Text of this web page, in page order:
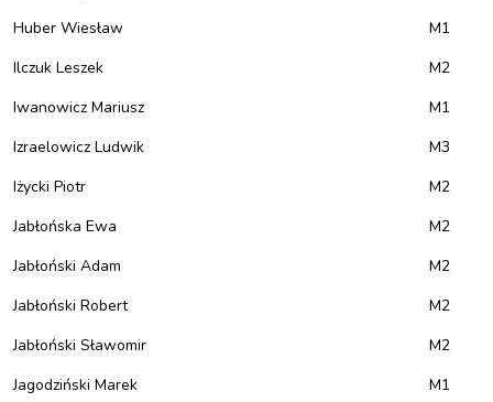
Huber Wiesław
M1
Ilczuk Leszek
M2
Iwanowicz Mariusz
M1
Izraelowicz Ludwik
M3
Iżycki Piotr
M2
Jabłońska Ewa
M2
Jabłoński Adam
M2
Jabłoński Robert
M2
Jabłoński Sławomir
M2
Jagodziński Marek
M1